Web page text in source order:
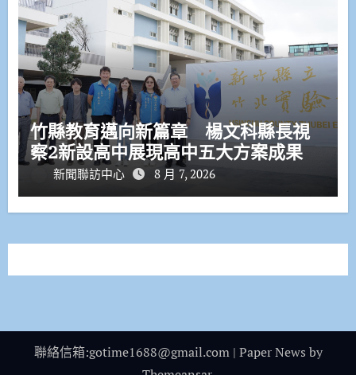
竹縣教育邁向新篇章 楊文科縣長視
察2新設高中展現高中五大方案成果
新聞聯訪中心 8 月 7, 2026
聯絡信箱:gotime1688@gmail.com | Paper News by